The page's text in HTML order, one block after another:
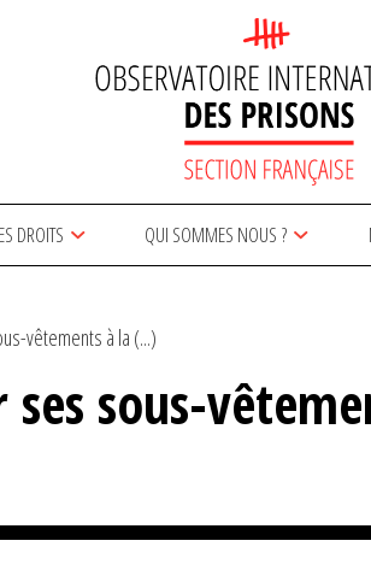
DROITS QUI SOMMES NOUS ?
vêtements à la (...)
sous-